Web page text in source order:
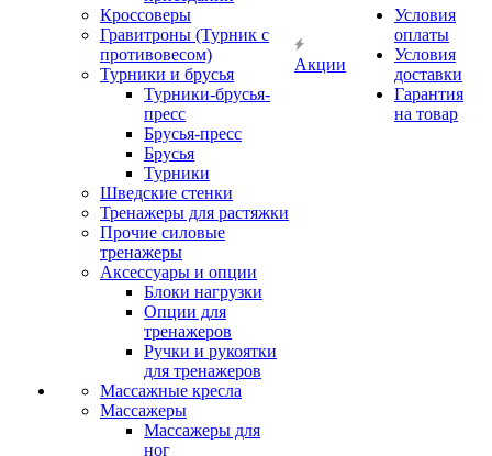
Кроссоверы
Гравитроны (Турник с
противовесом)
Турники и брусья
Турники-брусья-
пресс
Брусья-пресс
Брусья
Турники
Шведские стенки
Тренажеры для растяжки
Прочие силовые
тренажеры
Аксессуары и опции
Блоки нагрузки
Опции для
тренажеров
Ручки и рукоятки
для тренажеров
Массажные кресла
Массажеры
Массажеры для
ног
Акции
Условия
оплаты
Условия
доставки
Гарантия
на товар